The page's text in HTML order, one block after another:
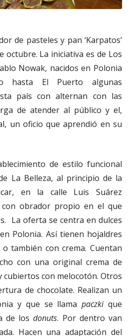
de pasteles y pan ‘Karpatos’
octubre. La iniciativa es de Los
Nowak, nacidos en Polonia
hasta El Puerto algunas
país con alternan con las
de atender al público y el,
un oficio que aprendió en su
de estilo funcional
La Belleza, al principio de la
en la calle Luis Suárez
con obrador propio en el que
La oferta se centra en dulces
Polonia. Así tienen hojaldres
también con crema. Cuentan
con una original crema de
cubiertos con melocotón. Otros
de chocolate. Realizan un
y que se llamapaczkique
de losdonuts. Por dentro van
Hacen una adaptación del